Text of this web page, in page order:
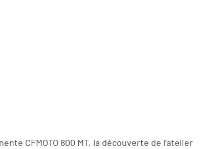
CFMOTO 800 MT, la découverte de l’atelier